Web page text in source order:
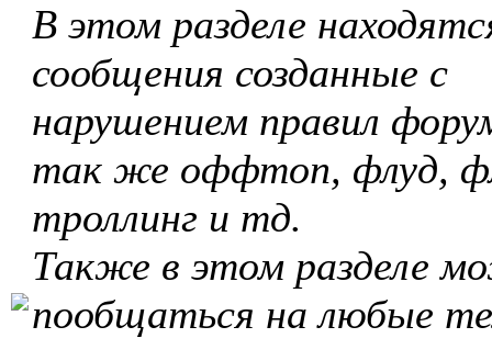
В этом разделе
сообщения созданные с
нарушением правил
так же оффтоп, флуд,
троллинг и тд.
Также в этом разделе
пообщаться на любые